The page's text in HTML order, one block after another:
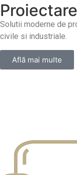
Solutii moderne de
civile si industriale.
Află mai multe